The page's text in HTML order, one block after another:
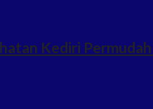
Kediri